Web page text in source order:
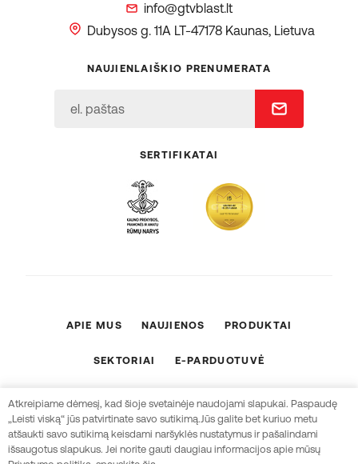
info@gtvblast.lt
Dubysos g. 11A LT-47178 Kaunas, Lietuva
NAUJIENLAIŠKIO PRENUMERATA
SERTIFIKATAI
© 2026 UAB „TG Technika“
APIE MUS NAUJIENOS PRODUKTAI
SEKTORIAI E-PARDUOTUVĖ
Sukūrė
Atkreipiame dėmesį, kad šioje svetainėje naudojami slapukai. Paspaudę
„Leisti viską“ jūs patvirtinate savo sutikimą.Jūs galite bet kuriuo metu
atšaukti savo sutikimą keisdami naršyklės nustatymus ir pašalindami
išsaugotus slapukus. Jei norite gauti daugiau informacijos apie mūsų